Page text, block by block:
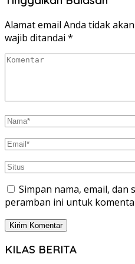
Alamat email Anda tidak
wajib ditandai *
Simpan nama, email, dan
peramban ini untuk
KILAS BERITA